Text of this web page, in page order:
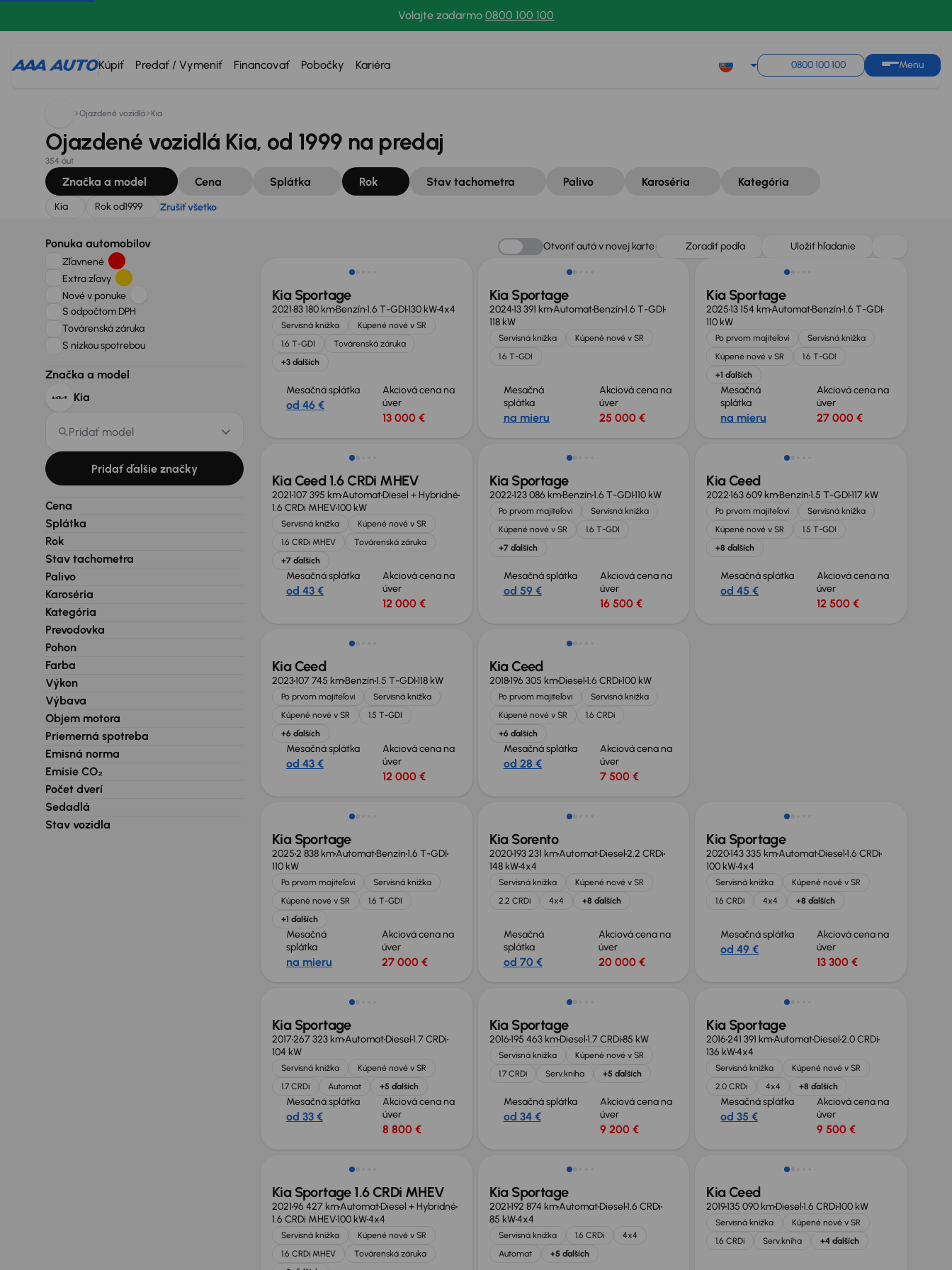
Volajte zadarmo 0800 100 100
Kúpiť Predať / Vymeniť Financovať Pobočky Kariéra 0800 100 100 Menu
Hľadáte: Zrušiť všetko
Ojazdené vozidlá Kia
Ojazdené vozidlá Kia, od 1999 na predaj
354 áut
Značka a model Cena Splátka Rok Stav tachometra Palivo Karoséria Kategória
Kia Rok od1999 Zrušiť všetko
Ponuka automobilov
Zľavnené
Extra zľavy
Nové v ponuke
S odpočtom DPH
Továrenská záruka
S nízkou spotrebou
Značka a model
Kia
Pridať model
Pridať ďalšie značky
Cena
Splátka
Rok
Stav tachometra
Palivo
Karoséria
Kategória
Prevodovka
Pohon
Farba
Výkon
Výbava
Objem motora
Priemerná spotreba
Emisná norma
Emisie CO₂
Počet dverí
Sedadlá
Stav vozidla
Otvoriť autá v novej karte Zoradiť podľa Uložiť hľadanie
Kia Sportage
202183 180 kmBenzín1.6 T-GDI130 kW4x4
Servisná knižka
Kúpené nové v SR
1.6 T-GDI
Továrenská záruka
+3 ďalších
Mesačná splátka
od 46 €
Akciová cena na
úver
13 000 €
Ušetríte 10 500 €
Kia Sportage
202413 391 kmAutomatBenzín1.6 T-GDI
118 kW
Servisná knižka
Kúpené nové v SR
1.6 T-GDI
Mesačná
splátka
na mieru
Akciová cena na
úver
25 000 €
Ušetríte 6 999 €
Kia Sportage
202513 154 kmAutomatBenzín1.6 T-GDI
110 kW
Po prvom majiteľovi
Servisná knižka
Kúpené nové v SR
1.6 T-GDI
+1 ďalších
Mesačná
splátka
na mieru
Akciová cena na
úver
27 000 €
Kia Ceed 1.6 CRDi MHEV
2021107 395 kmAutomatDiesel + Hybridné
1.6 CRDi MHEV100 kW
Servisná knižka
Kúpené nové v SR
1.6 CRDi MHEV
Továrenská záruka
+7 ďalších
Mesačná splátka
od 43 €
Akciová cena na
úver
12 000 €
Možnosť odpočtu DPH
Kia Sportage
2022123 086 kmBenzín1.6 T-GDI110 kW
Po prvom majiteľovi
Servisná knižka
Kúpené nové v SR
1.6 T-GDI
+7 ďalších
Mesačná splátka
od 59 €
Akciová cena na
úver
16 500 €
Možnosť odpočtu DPH
Kia Ceed
2022163 609 kmBenzín1.5 T-GDI117 kW
Po prvom majiteľovi
Servisná knižka
Kúpené nové v SR
1.5 T-GDI
+8 ďalších
Mesačná splátka
od 45 €
Akciová cena na
úver
12 500 €
Kia Ceed
2023107 745 kmBenzín1.5 T-GDI118 kW
Po prvom majiteľovi
Servisná knižka
Kúpené nové v SR
1.5 T-GDI
+6 ďalších
Mesačná splátka
od 43 €
Akciová cena na
úver
12 000 €
Kia Ceed
2018196 305 kmDiesel1.6 CRDi100 kW
Po prvom majiteľovi
Servisná knižka
Kúpené nové v SR
1.6 CRDi
+6 ďalších
Mesačná splátka
od 28 €
Akciová cena na
úver
7 500 €
Kia Sportage
20252 838 kmAutomatBenzín1.6 T-GDI
110 kW
Po prvom majiteľovi
Servisná knižka
Kúpené nové v SR
1.6 T-GDI
+1 ďalších
Mesačná
splátka
na mieru
Akciová cena na
úver
27 000 €
Kia Sorento
2020193 231 kmAutomatDiesel2.2 CRDi
148 kW4x4
Servisná knižka
Kúpené nové v SR
2.2 CRDi
4x4 +8 ďalších
Mesačná
splátka
od 70 €
Akciová cena na
úver
20 000 €
Kia Sportage
2020143 335 kmAutomatDiesel1.6 CRDi
100 kW4x4
Servisná knižka
Kúpené nové v SR
1.6 CRDi
4x4 +8 ďalších
Mesačná splátka
od 49 €
Akciová cena na
úver
13 300 €
Kia Sportage
2017267 323 kmAutomatDiesel1.7 CRDi
104 kW
Servisná knižka
Kúpené nové v SR
1.7 CRDi
Automat +5 ďalších
Mesačná splátka
od 33 €
Akciová cena na
úver
8 800 €
Kia Sportage
2016195 463 kmDiesel1.7 CRDi85 kW
Servisná knižka
Kúpené nové v SR
1.7 CRDi
Serv.kniha +5 ďalších
Mesačná splátka
od 34 €
Akciová cena na
úver
9 200 €
Kia Sportage
2016241 391 kmAutomatDiesel2.0 CRDi
136 kW4x4
Servisná knižka
Kúpené nové v SR
2.0 CRDi
4x4 +8 ďalších
Mesačná splátka
od 35 €
Akciová cena na
úver
9 500 €
Kia Sportage 1.6 CRDi MHEV
202196 427 kmAutomatDiesel + Hybridné
1.6 CRDi MHEV100 kW4x4
Servisná knižka
Kúpené nové v SR
1.6 CRDi MHEV
Továrenská záruka
Kia Sportage
2021192 874 kmAutomatDiesel1.6 CRDi
85 kW4x4
Servisná knižka 1.6 CRDi
4x4
Automat
+5 ďalších
Kia Ceed
2019135 090 kmDiesel1.6 CRDi100 kW
Servisná knižka
Kúpené nové v SR
1.6 CRDi
Serv.kniha +4 ďalších